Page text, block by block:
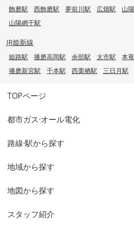
飾磨駅 西飾磨駅 夢前川駅 広畑駅 山
山陽網干駅
JR姫新線
姫路駅 播磨高岡駅 余部駅 太市駅 本
播磨新宮駅
千本駅 西栗栖駅 三日月駅
TOPページ
都市ガス·オール電化
路線·駅から探す
地域から探す
地図から探す
スタッフ紹介